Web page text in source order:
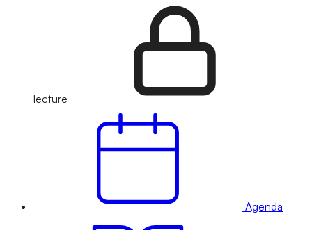
lecture
Agenda